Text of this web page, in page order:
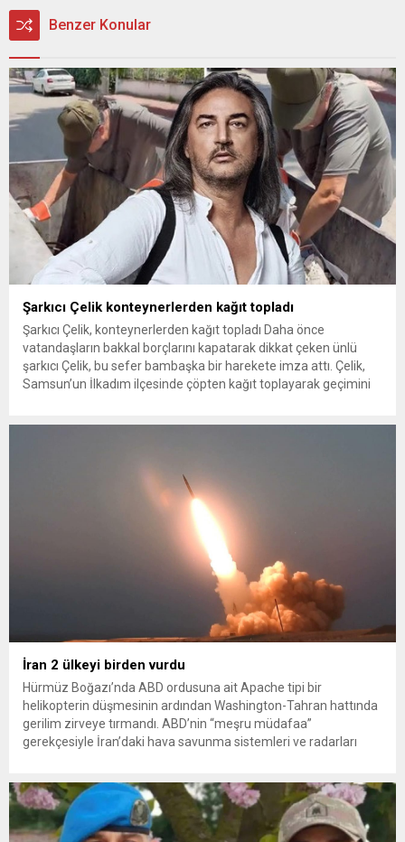
Benzer Konular
Şarkıcı Çelik konteynerlerden kağıt topladı
Şarkıcı Çelik, konteynerlerden kağıt topladı Daha önce
vatandaşların bakkal borçlarını kapatarak dikkat çeken ünlü
şarkıcı Çelik, bu sefer bambaşka bir harekete imza attı. Çelik,
Samsun’un İlkadım ilçesinde çöpten kağıt toplayarak geçimini
İran 2 ülkeyi birden vurdu
Hürmüz Boğazı’nda ABD ordusuna ait Apache tipi bir
helikopterin düşmesinin ardından Washington-Tahran hattında
gerilim zirveye tırmandı. ABD’nin “meşru müdafaa”
gerekçesiyle İran’daki hava savunma sistemleri ve radarları
yeni bir ABD saldırısına anında yanıt verileceğini duyurdu....